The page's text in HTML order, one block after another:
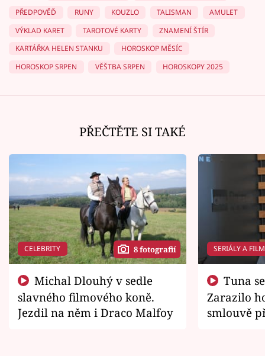
PŘEDPOVĚĎ
RUNY KOUZLO TALISMAN
AMULET
VÝKLAD KARET
TAROTOVÉ KARTY
ZNAMENÍ ŠTÍR
KARTÁŘKA HELEN STANKU
HOROSKOP MĚSÍC
HOROSKOP SRPEN
VĚŠTBA SRPEN HOROSKOPY 2025
PŘEČTĚTE SI TAKÉ
CELEBRITY 8 fotografií
slavného filmového koně.
Jezdil na něm i Draco Malfoy
SERIÁLY A
Zarazilo
smlouvě